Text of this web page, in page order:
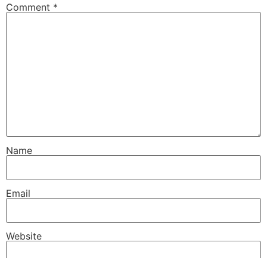
Comment *
Name
Email
Website